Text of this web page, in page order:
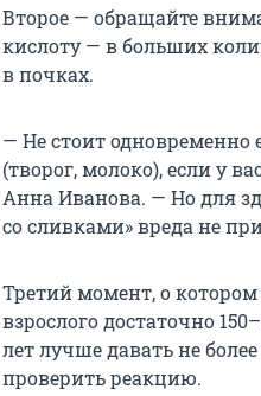
Второе — обращайте
кислоту — в больших
в почках.
— Не стоит одновременно
(творог, молоко), если у
Анна Иванова. — Но для
со сливками» вреда не
Третий момент, о
взрослого достаточно
лет лучше давать не
проверить реакцию.